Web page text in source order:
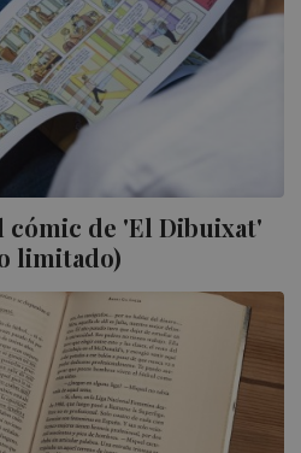
cómic de 'El Dibuixat'
limitado)